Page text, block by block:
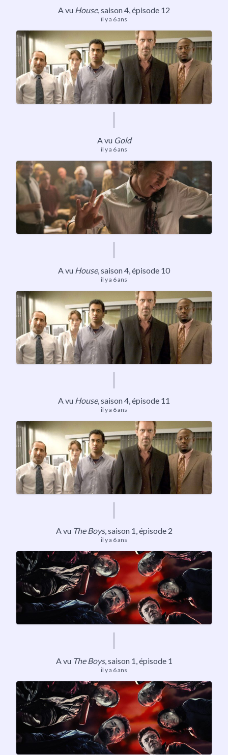
A vu House,saison 4, épisode 12
il y a 6 ans
A vu Gold
il y a 6 ans
A vu House,saison 4, épisode 10
il y a 6 ans
A vu House,saison 4, épisode 11
il y a 6 ans
A vu The Boys,saison 1, épisode 2
il y a 6 ans
A vu The Boys,saison 1, épisode 1
il y a 6 ans